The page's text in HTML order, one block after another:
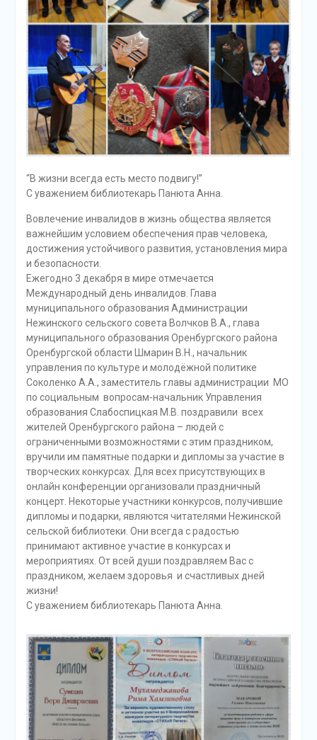
“В жизни всегда есть место подвигу!”
С уважением библиотекарь Панюта Анна.
Вовлечение инвалидов в жизнь общества является
важнейшим условием обеспечения прав человека,
достижения устойчивого развития, установления мира
и безопасности.
Ежегодно 3 декабря в мире отмечается
Международный день инвалидов. Глава
муниципального образования Администрации
Нежинского сельского совета Волчков В.А., глава
муниципального образования Оренбургского района
Оренбургской области Шмарин В.Н., начальник
управления по культуре и молодёжной политике
Соколенко А.А., заместитель главы администрации МО
по социальным вопросам-начальник Управления
образования Слабоспицкая М.В. поздравили всех
жителей Оренбургского района – людей с
ограниченными возможностями с этим праздником,
вручили им памятные подарки и дипломы за участие в
творческих конкурсах. Для всех присутствующих в
онлайн конференции организовали праздничный
концерт. Некоторые участники конкурсов, получившие
дипломы и подарки, являются читателями Нежинской
сельской библиотеки. Они всегда с радостью
принимают активное участие в конкурсах и
мероприятиях. От всей души поздравляем Вас с
праздником, желаем здоровья и счастливых дней
жизни!
С уважением библиотекарь Панюта Анна.